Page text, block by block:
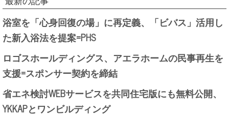
浴室を「心身回復の場」に再定義、「ビバス」活用し
た新入浴法を提案=PHS
ロゴスホールディングス、アエラホームの民事再生を
支援=スポンサー契約を締結
省エネ検討WEBサービスを共同住宅版にも無料公開、
YKKAPとワンビルディング